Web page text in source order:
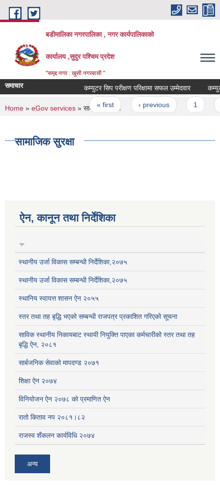
Skip to main content
बडीमालिका नगरपालिका , नगर कार्यपालिकाको
कार्यालय ,सुदुर पश्चिम प्रदेश
"समृद्द नगर : खुसी नगरबासी "
समाचार कम्युटर सिप परीक्षण परिक्षामा सफल उम्मेदवार
Pages
« first ‹ previous
You are here
Home » eGov services » सामाजिक सुरक्षा
सामाजिक सुरक्षा
ऐन, कानून तथा निर्देशिका
स्थानीय उर्जा विकास सम्बन्धी निर्देशिका,२०७५
स्थानीय उर्जा विकास सम्बन्धी निर्देशिका,२०७५
स्थानिय स्वायत्त शासन ऐन २०५५
स्तर तथा तह बृद्धि भएको सम्बन्धी राजपत्र प्रकाशित गरिएको सूचना
साविक स्थानीय निकायबाट स्थायी नियुक्ति पाएका कर्मचारीको स्तर तथा तह
बृद्धि ऐन, २०८१
सार्बजनिक सेवाको मापदण्ड २०७१
शिक्षा ऐन २०७४
विनियोजन ऐन २०७८ को प्रमाणित ऐन
रातो किताव नप २०८१।८२
राजस्व शँकलन कार्यविधि २०७४
अन्य